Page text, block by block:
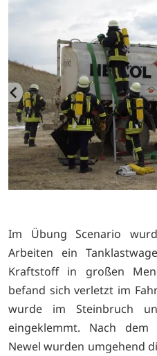
Im Übung Scenario
Arbeiten ein
Kraftstoff in großen
befand sich verletzt im
wurde im Steinbruch
eingeklemmt. Nach
Newel wurden umgehend